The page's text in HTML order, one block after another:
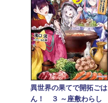
異世界の果てで開拓ごは
ん！ ３ ～座敷わらし